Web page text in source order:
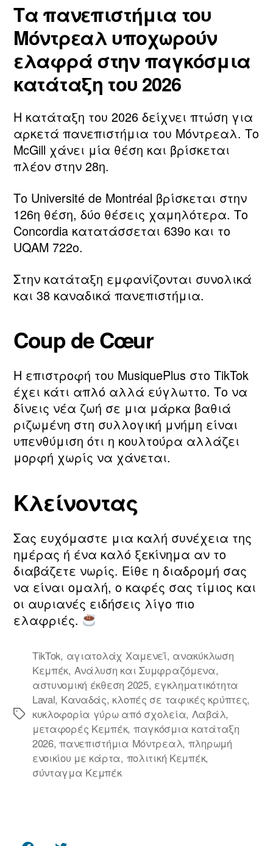
Τα πανεπιστήμια του
Μόντρεαλ υποχωρούν
ελαφρά στην παγκόσμια
κατάταξη του 2026
Η κατάταξη του 2026 δείχνει πτώση για
αρκετά πανεπιστήμια του Μόντρεαλ. Το
McGill χάνει μία θέση και βρίσκεται
πλέον στην 28η.
Το Université de Montréal βρίσκεται στην
126η θέση, δύο θέσεις χαμηλότερα. Το
Concordia κατατάσσεται 639ο και το
UQAM 722ο.
Στην κατάταξη εμφανίζονται συνολικά
και 38 καναδικά πανεπιστήμια.
Coup de Cœur
Η επιστροφή του MusiquePlus στο TikTok
έχει κάτι απλό αλλά εύγλωττο. Το να
δίνεις νέα ζωή σε μια μάρκα βαθιά
ριζωμένη στη συλλογική μνήμη είναι
υπενθύμιση ότι η κουλτούρα αλλάζει
μορφή χωρίς να χάνεται.
Κλείνοντας
Σας ευχόμαστε μια καλή συνέχεια της
ημέρας ή ένα καλό ξεκίνημα αν το
διαβάζετε νωρίς. Είθε η διαδρομή σας
να είναι ομαλή, ο καφές σας τίμιος και
οι αυριανές ειδήσεις λίγο πιο
ελαφριές.
Ετικέτες
TikTok, αγιατολάχ Χαμενεΐ, ανακύκλωση
Κεμπέκ, Ανάλυση και Συμφραζόμενα,
αστυνομική έκθεση 2025, εγκληματικότητα
Laval, Καναδάς, κλοπές σε ταφικές κρύπτες,
κυκλοφορία γύρω από σχολεία, Λαβάλ,
μεταφορές Κεμπέκ, παγκόσμια κατάταξη
2026,πανεπιστήμια Μόντρεαλ, πληρωμή
ενοικίου με κάρτα, πολιτική Κεμπέκ,
σύνταγμα Κεμπέκ